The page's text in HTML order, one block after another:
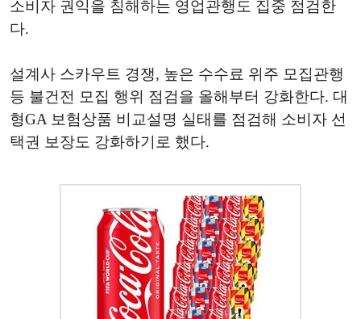
소비자 권익을 침해하는 영업관행도 집중 점검한
다.
설계사 스카우트 경쟁, 높은 수수료 위주 모집관행
등 불건전 모집 행위 점검을 올해부터 강화한다. 대
형GA 보험상품 비교설명 실태를 점검해 소비자 선
택권 보장도 강화하기로 했다.